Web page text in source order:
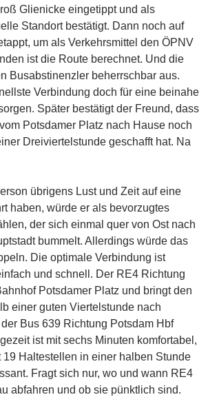
Glienicke eingetippt und als
Standort bestätigt. Dann noch auf
um als Verkehrsmittel den ÖPNV
ist die Route berechnet. Und die
Busabstinenzler beherrschbar aus.
Verbindung doch für eine beinahe
Später bestätigt der Freund, dass
Potsdamer Platz nach Hause noch
Dreiviertelstunde geschafft hat. Na
übrigens Lust und Zeit auf eine
haben, würde er als bevorzugtes
der sich einmal quer von Ost nach
bummelt. Allerdings würde das
Die optimale Verbindung ist
und schnell. Der RE4 Richtung
Potsdamer Platz und bringt den
einer guten Viertelstunde nach
Bus 639 Richtung Potsdam Hbf
ist mit sechs Minuten komfortabel,
19 Haltestellen in einer halben Stunde
Fragt sich nur, wo und wann RE4
abfahren und ob sie pünktlich sind.